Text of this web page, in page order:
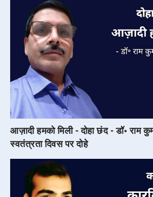
आज़ादी हमको मिली - दोहा छंद - डॉ॰ राम
स्वतंत्रता दिवस पर दोहे